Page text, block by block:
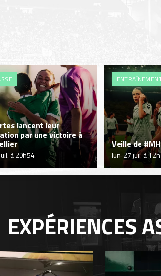
lancent leur
par une victoire à
à 20h54
Veille de
lun. 27 juil. à
EXPÉRIENCES